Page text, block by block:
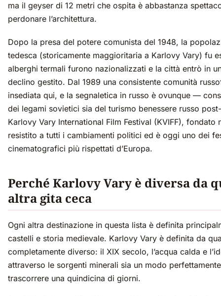
ma il geyser di 12 metri che ospita è abbastanza
perdonare l’architettura.
Dopo la presa del potere comunista del 1948, la
tedesca (storicamente maggioritaria a Karlovy Vary) fu
alberghi termali furono nazionalizzati e la città entrò in
declino gestito. Dal 1989 una consistente comunità
insediata qui, e la segnaletica in russo è ovunque —
dei legami sovietici sia del turismo benessere russo
Karlovy Vary International Film Festival (KVIFF), fondato
resistito a tutti i cambiamenti politici ed è oggi uno dei
cinematografici più rispettati d’Europa.
Perché Karlovy Vary è diversa da
altra gita ceca
Ogni altra destinazione in questa lista è definita
castelli e storia medievale. Karlovy Vary è definita da
completamente diverso: il XIX secolo, l’acqua calda e
attraverso le sorgenti minerali sia un modo
trascorrere una quindicina di giorni.